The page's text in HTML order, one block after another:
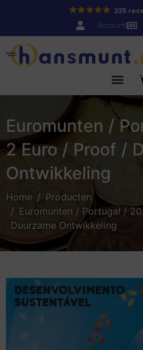
225
Account
Euromunten /
2 Euro / Proof /
Ontwikkeling
Home
Producten
Euromunten / Portugal /
Duurzame Ontwikkeling